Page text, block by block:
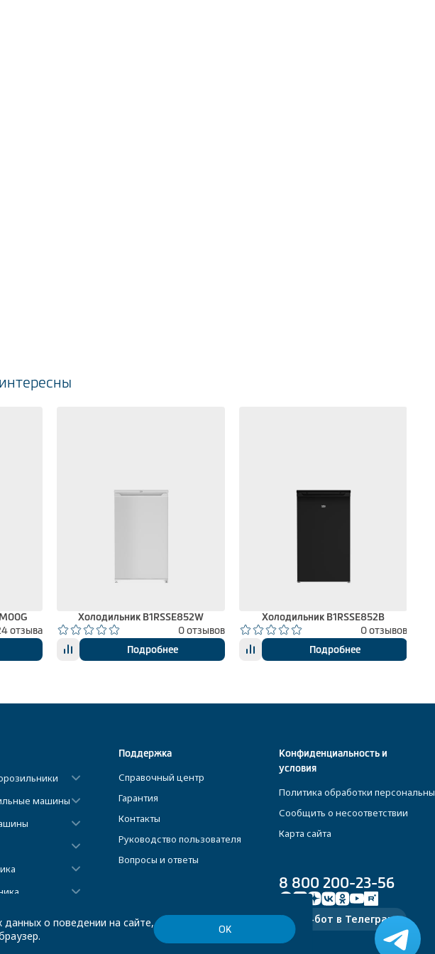
отзыва
Холодильник B1RSSE852W
0 отзывов
Подробнее
Холодильник B1RSSE852B
0 отзывов
Подробнее
машины
Поддержка
Справочный центр
Гарантия
Контакты
Руководство пользователя
Вопросы и ответы
Конфиденциальность и
условия
Политика обработки
Сообщить о несоответствии
Карта сайта
8 800 200-23-56
Чат-бот в Телеграм
данных о поведении на сайте,
ОК